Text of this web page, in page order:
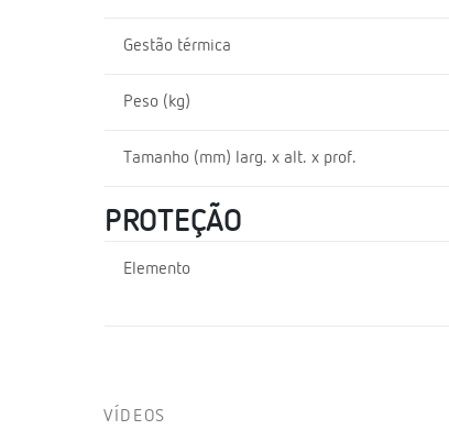
Gestão térmica
Peso (kg)
Tamanho (mm) larg. x alt. x prof.
PROTEÇÃO
Elemento
VÍDEOS